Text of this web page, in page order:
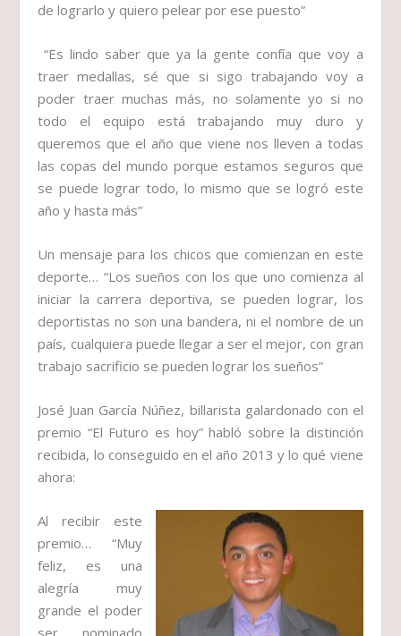
de lograrlo y quiero pelear por ese puesto”
“Es lindo saber que ya la gente confía que voy a
traer medallas, sé que si sigo trabajando voy a
poder traer muchas más, no solamente yo si no
todo el equipo está trabajando muy duro y
queremos que el año que viene nos lleven a todas
las copas del mundo porque estamos seguros que
se puede lograr todo, lo mismo que se logró este
año y hasta más”
Un mensaje para los chicos que comienzan en este
deporte… “Los sueños con los que uno comienza al
iniciar la carrera deportiva, se pueden lograr, los
deportistas no son una bandera, ni el nombre de un
país, cualquiera puede llegar a ser el mejor, con gran
trabajo sacrificio se pueden lograr los sueños”
José Juan García Núñez, billarista galardonado con el
premio “El Futuro es hoy”habló sobre la distinción
recibida, lo conseguido en el año 2013 y lo qué viene
ahora:
Al recibir este
premio… “Muy
feliz, es una
alegría muy
grande el poder